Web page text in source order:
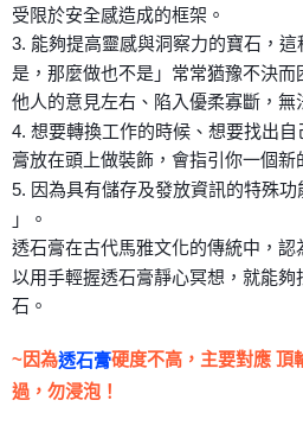
受限於安全感造成的框架。
3. 能夠提高靈感與洞察力的寶石，
是，那麼做也不是」常常猶豫不決
他人的意見左右、陷入優柔寡斷，無
4. 想要轉換工作的時候、想要找出
膏放在頭上做裝飾，會指引你一個新
5. 因為具有儲存及發放資訊的特殊
」。
透石膏在古代馬雅文化的傳統中，
以用手輕握透石膏靜心冥想，就能
石。
~因為透石膏硬度不高，主要對應 頂
過，勿浸泡！